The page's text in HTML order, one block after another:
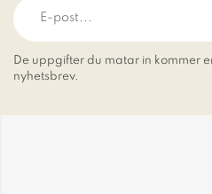
De uppgifter du matar in kommer
nyhetsbrev.